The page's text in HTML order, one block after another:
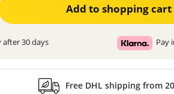
Add to shopping cart
after 30 days Pay
Free DHL shipping from